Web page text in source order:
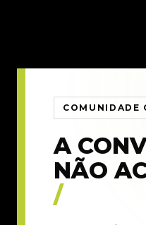
COMUNIDADE
A
NÃO
/